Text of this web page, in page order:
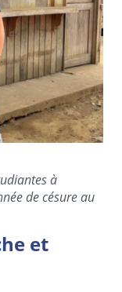
à
de césure au
et